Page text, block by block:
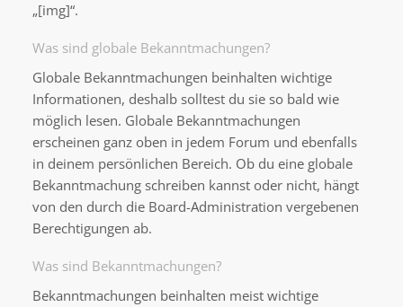
„[img]“.
Was sind globale Bekanntmachungen?
Globale Bekanntmachungen beinhalten wichtige
Informationen, deshalb solltest du sie so bald wie
möglich lesen. Globale Bekanntmachungen
erscheinen ganz oben in jedem Forum und ebenfalls
in deinem persönlichen Bereich. Ob du eine globale
Bekanntmachung schreiben kannst oder nicht, hängt
von den durch die Board-Administration vergebenen
Berechtigungen ab.
Was sind Bekanntmachungen?
Bekanntmachungen beinhalten meist wichtige